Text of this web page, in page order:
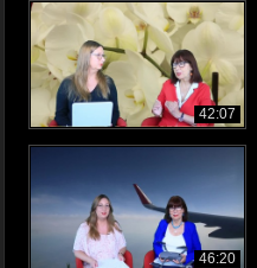
42:07
46:20